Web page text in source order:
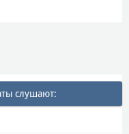
слушают: